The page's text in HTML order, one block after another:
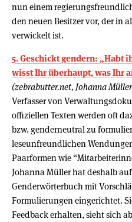
nun einem
den neuen Besitzer vor, der in
verwickelt ist.
5. Geschickt gendern: „Habt
wisst Ihr überhaupt, was Ihr
(zebrabutter.net, Johanna
Verfasser von
offiziellen Texten werden oft
bzw. genderneutral zu
leseunfreundlichen
Paarformen wie
Johanna Müller hat deshalb
Genderwörterbuch mit
Formulierungen eingerichtet.
Feedback erhalten, sieht sich